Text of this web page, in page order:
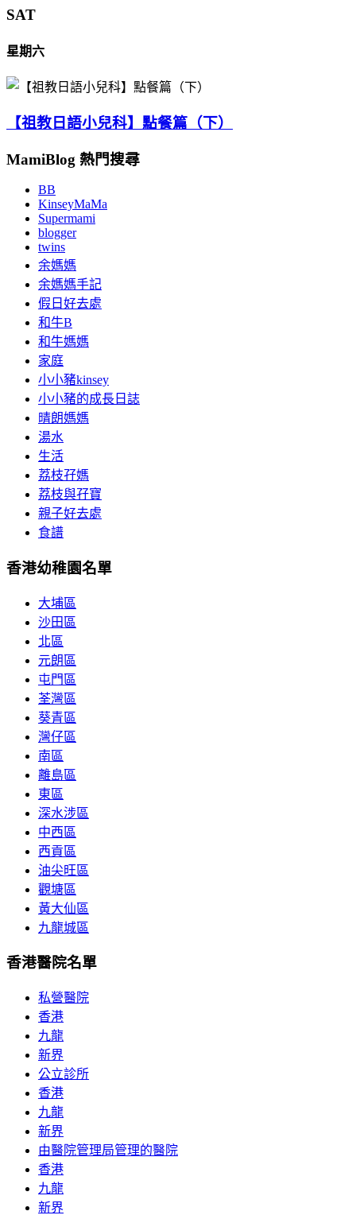
SAT
星期六
【祖教日語小兒科】點餐篇（下）
MamiBlog 熱門搜尋
BB
KinseyMaMa
Supermami
blogger
twins
余媽媽
余媽媽手記
假日好去處
和牛B
和牛媽媽
家庭
小小豬kinsey
小小豬的成長日誌
晴朗媽媽
湯水
生活
荔枝孖媽
荔枝與孖寶
親子好去處
食譜
香港幼稚園名單
大埔區
沙田區
北區
元朗區
屯門區
荃灣區
葵青區
灣仔區
南區
離島區
東區
深水涉區
中西區
西貢區
油尖旺區
觀塘區
黃大仙區
九龍城區
香港醫院名單
私營醫院
香港
九龍
新界
公立診所
香港
九龍
新界
由醫院管理局管理的醫院
香港
九龍
新界